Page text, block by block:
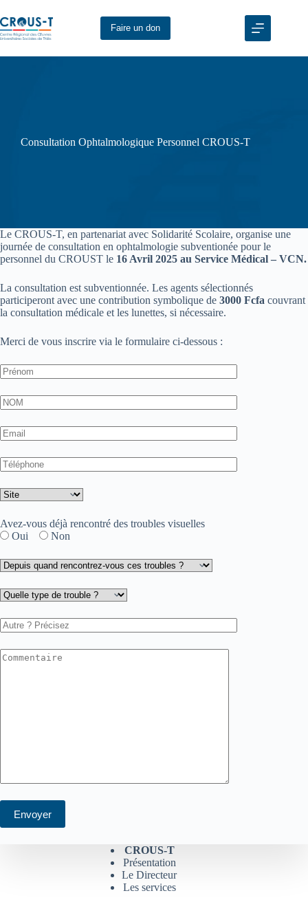
au
contenu
Faire un don
Consultation Ophtalmologique Personnel CROUS-T
Le CROUS-T, en partenariat avec Solidarité Scolaire, organise une
journée de consultation en ophtalmologie subventionée pour le
personnel du CROUST le 16 Avril 2025 au Service Médical – VCN.
La consultation est subventionnée. Les agents sélectionnés
participeront avec une contribution symbolique de 3000 Fcfa couvrant
la consultation médicale et les lunettes, si nécessaire.
Merci de vous inscrire via le formulaire ci-dessous :
Avez-vous déjà rencontré des troubles visuelles
Oui
Non
CROUS-T
Présentation
Le Directeur
Les services